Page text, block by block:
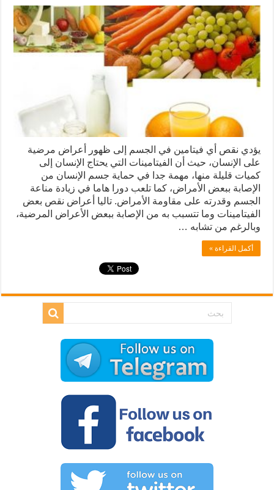
يؤدي نقص أي فيتامين في الجسم إلى ظهور أعراض مرضية
على الإنسان، حيث أن الفيتامينات التي يحتاج الإنسان إلى
كميات قليلة منها، مهمة جدا في حماية جسم الإنسان من
الإصابة ببعض الأمراض، كما تلعب دورا هاما في زيادة مناعة
الجسم وقدرته على مقاومة الأمراض. تاليا أعراض نقص بعض
الفيتامينات وما تتسبب به من الإصابة ببعض الأعراض المرضية،
وبالرغم من تشابه …
أكمل القراءة »